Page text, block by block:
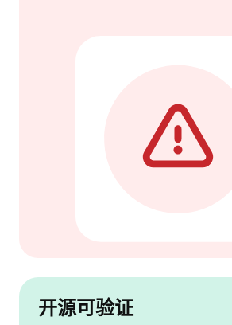
开源可验证